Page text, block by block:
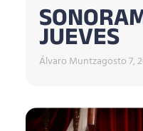
JUEVES
Álvaro Muntzagosto 7,